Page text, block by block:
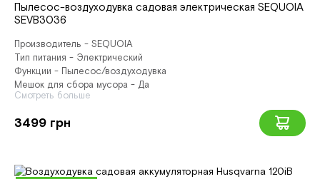
Пылесос-воздуходувка садовая электрическая SEQUOIA
SEVB3036
Производитель - SEQUOIA
Тип питания - Электрический
Функции - Пылесос/воздуходувка
Мешок для сбора мусора - Да
Смотреть больше
3499 грн